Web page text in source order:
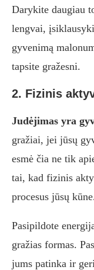
Darykite daugiau
lengvai,
gyvenimą
tapsite gražesni.
2. Fizinis
Judėjimas yra
gražiai, jei jūsų
esmė čia ne tik
tai, kad fizinis
procesus jūsų
Pasipildote
gražias formas.
jums patinka ir